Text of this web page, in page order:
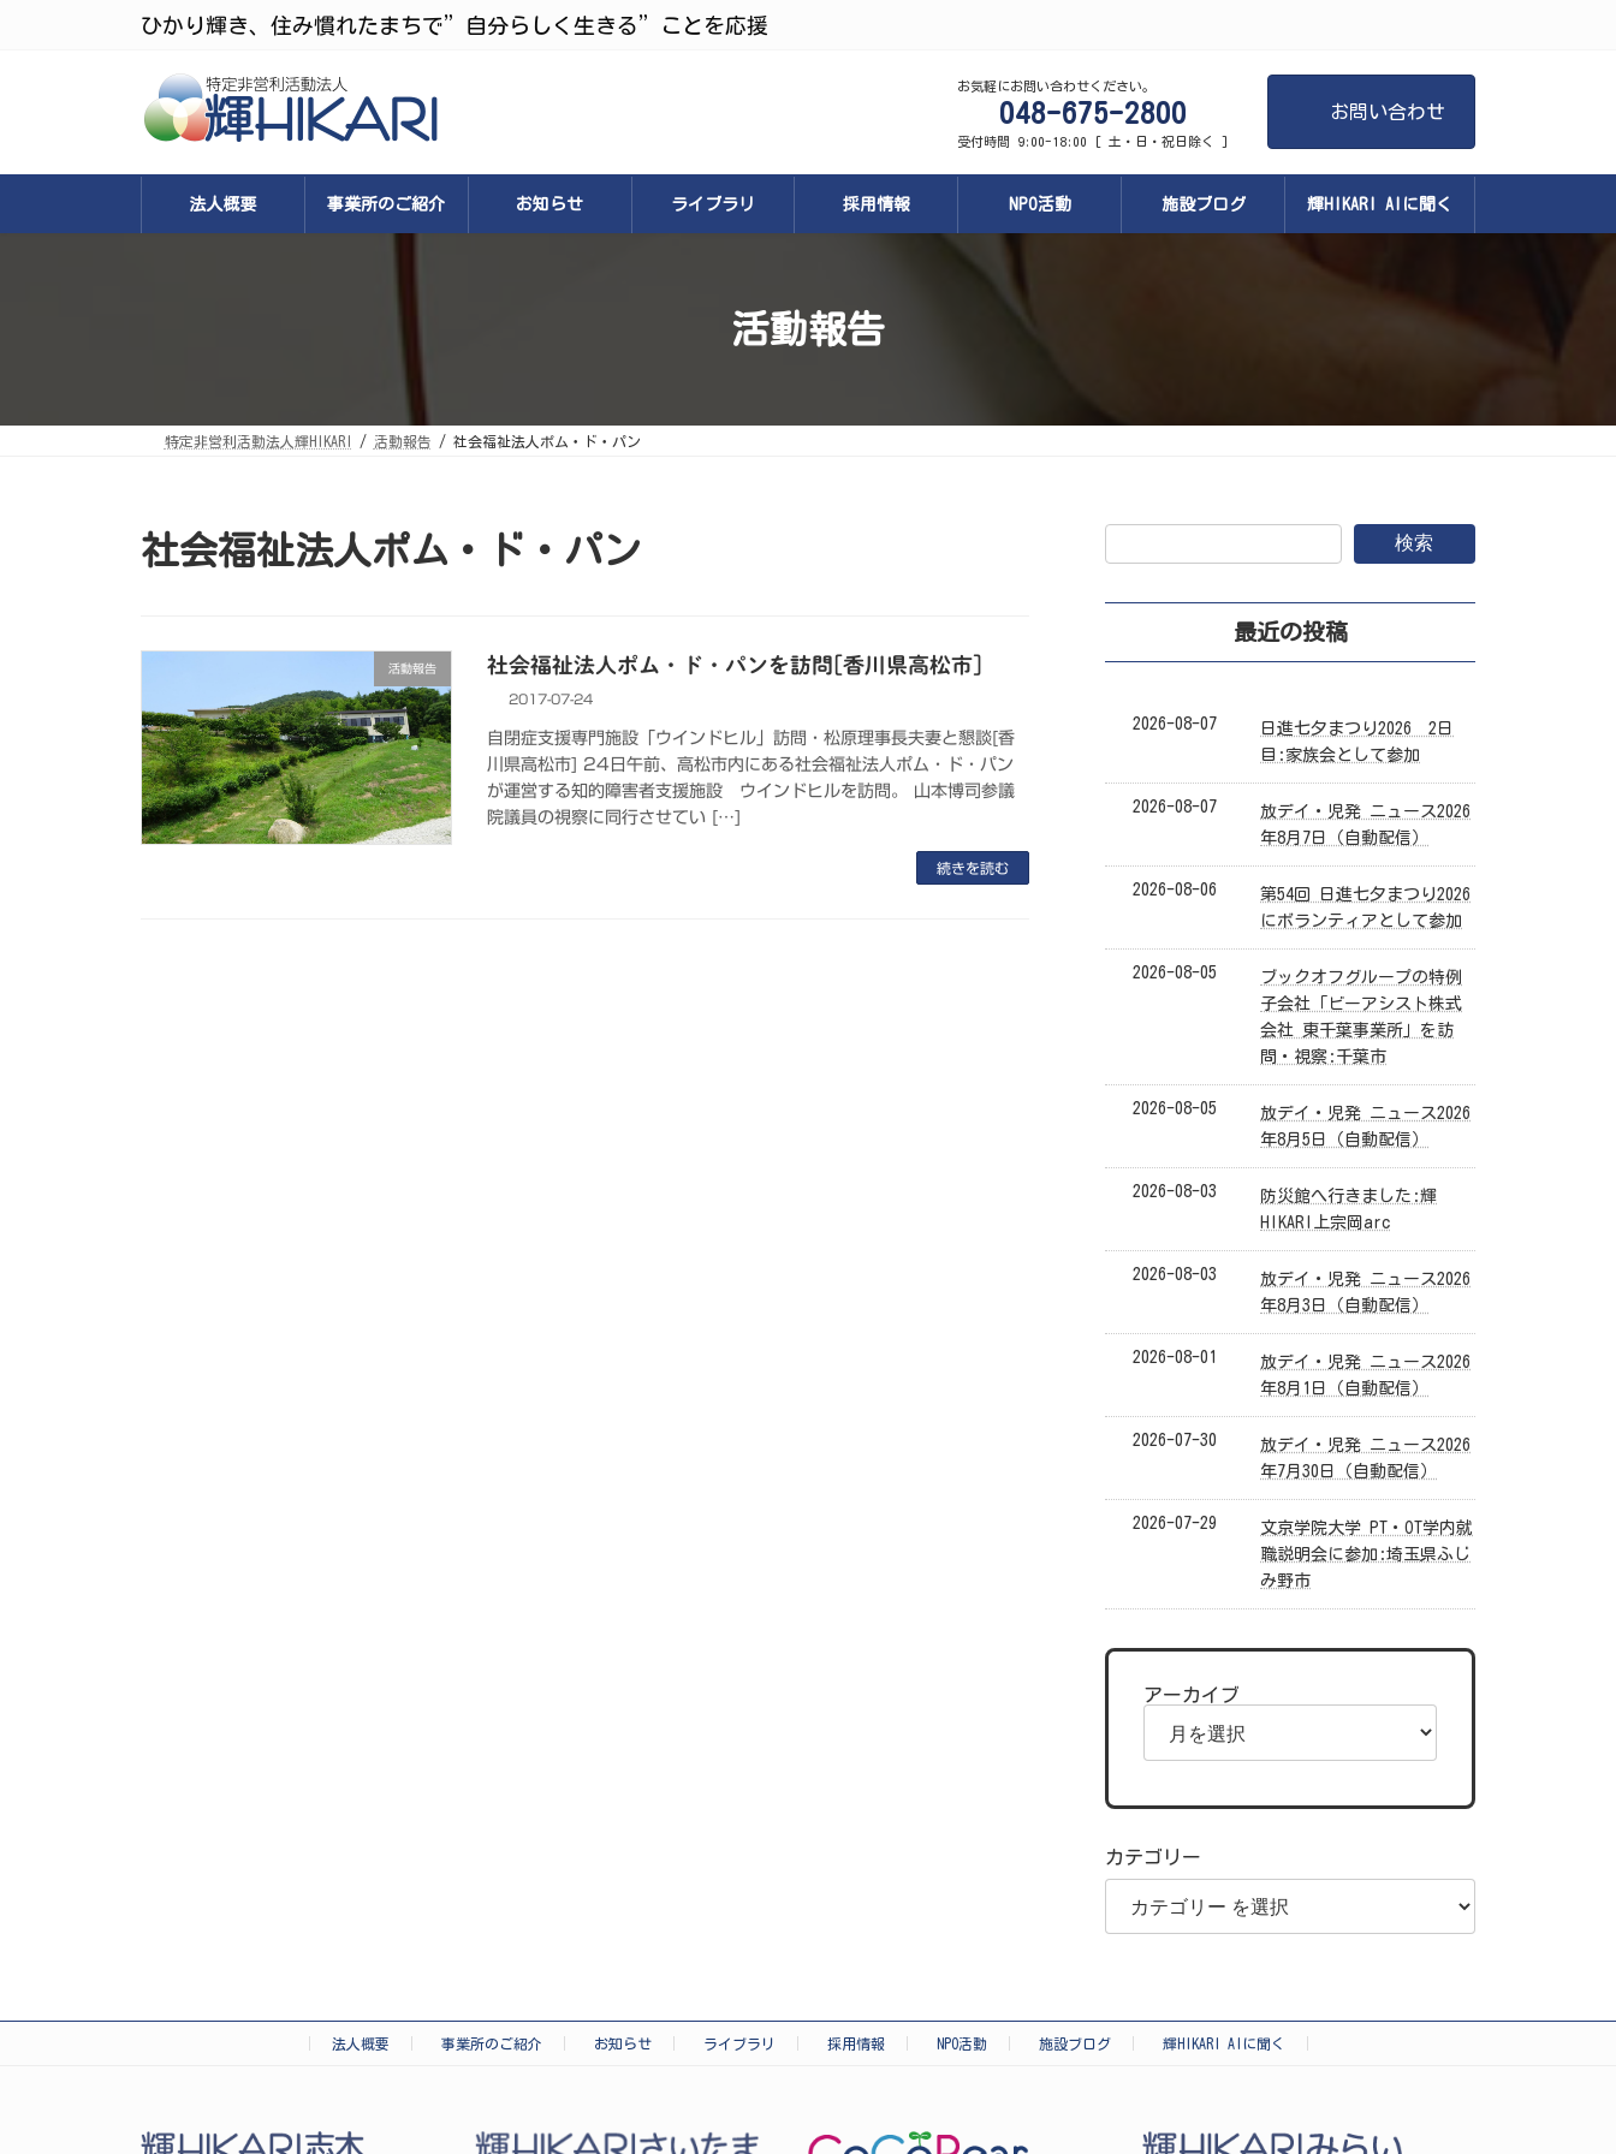
ひかり輝き、住み慣れたまちで”自分らしく生きる”ことを応援
お気軽にお問い合わせください。
048-675-2800
受付時間 9:00-18:00 [ 土・日・祝日除く ]
お問い合わせ
法人概要 事業所のご紹介 お知らせ ライブラリ 採用情報 NPO活動 施設ブログ 輝HIKARI AIに聞く
活動報告
特定非営利活動法人輝HIKARI 活動報告 社会福祉法人ポム・ド・パン
社会福祉法人ポム・ド・パン
活動報告 社会福祉法人ポム・ド・パンを訪問[香川県高松市]
2017-07-24
自閉症支援専門施設「ウインドヒル」訪問・松原理事長夫妻と懇談[香
川県高松市] 24日午前、高松市内にある社会福祉法人ポム・ド・パン
が運営する知的障害者支援施設 ウインドヒルを訪問。 山本博司参議
院議員の視察に同行させてい […]
続きを読む
検索
最近の投稿
2026-08-07
日進七夕まつり2026 2日
目:家族会として参加
2026-08-07
放デイ・児発 ニュース2026
年8月7日（自動配信）
2026-08-06
第54回 日進七夕まつり2026
にボランティアとして参加
2026-08-05
ブックオフグループの特例
子会社「ビーアシスト株式
会社 東千葉事業所」を訪
問・視察:千葉市
2026-08-05
放デイ・児発 ニュース2026
年8月5日（自動配信）
2026-08-03
防災館へ行きました:輝
HIKARI上宗岡arc
2026-08-03
放デイ・児発 ニュース2026
年8月3日（自動配信）
2026-08-01
放デイ・児発 ニュース2026
年8月1日（自動配信）
2026-07-30
放デイ・児発 ニュース2026
年7月30日（自動配信）
2026-07-29
文京学院大学 PT・OT学内就
職説明会に参加:埼玉県ふじ
み野市
アーカイブ
カテゴリー
法人概要 事業所のご紹介 お知らせ ライブラリ 採用情報 NPO活動 施設ブログ 輝HIKARI AIに聞く